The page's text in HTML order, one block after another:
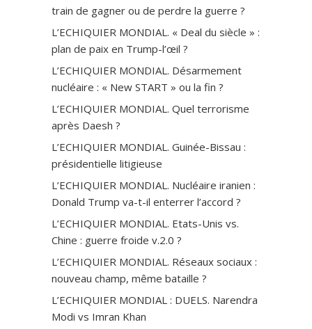
train de gagner ou de perdre la guerre ?
L’ECHIQUIER MONDIAL. « Deal du siècle » :
plan de paix en Trump-l’œil ?
L’ECHIQUIER MONDIAL. Désarmement
nucléaire : « New START » ou la fin ?
L’ECHIQUIER MONDIAL. Quel terrorisme
après Daesh ?
L’ECHIQUIER MONDIAL. Guinée-Bissau :
présidentielle litigieuse
L’ECHIQUIER MONDIAL. Nucléaire iranien :
Donald Trump va-t-il enterrer l’accord ?
L’ECHIQUIER MONDIAL. Etats-Unis vs.
Chine : guerre froide v.2.0 ?
L’ECHIQUIER MONDIAL. Réseaux sociaux :
nouveau champ, même bataille ?
L’ECHIQUIER MONDIAL : DUELS. Narendra
Modi vs Imran Khan